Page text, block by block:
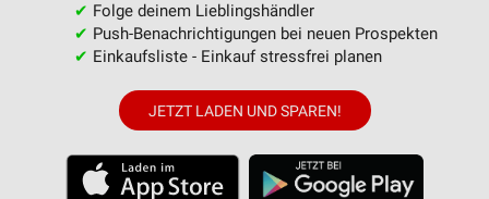
✔ Folge deinem Lieblingshändler
✔ Push-Benachrichtigungen bei neuen Prospekten
✔ Einkaufsliste - Einkauf stressfrei planen
JETZT LADEN UND SPAREN!